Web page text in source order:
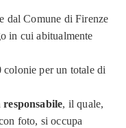
dal Comune di Firenze
in cui abitualmente
colonie per un totale di
responsabile, il quale,
foto, si occupa